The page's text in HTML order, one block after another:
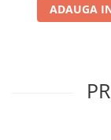
ADAUGA